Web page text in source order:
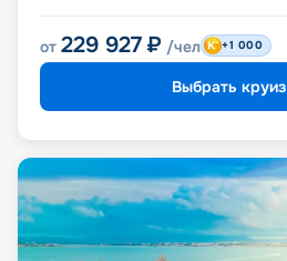
от 229 927 ₽ /чел +1 000
Выбрать круиз